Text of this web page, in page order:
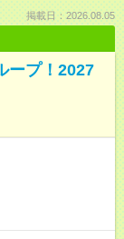
掲載日：2026.08.05
ープ！2027